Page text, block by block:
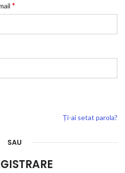
*
Ți-ai setat parola?
SAU